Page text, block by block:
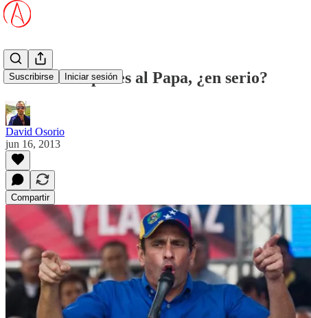
Suscribirse Iniciar sesión
Carta de Capriles al Papa, ¿en serio?
David Osorio
jun 16, 2013
Compartir